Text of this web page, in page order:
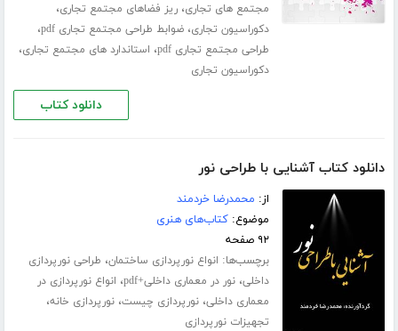
مجتمع های تجاری،ریز فضاهای مجتمع تجاری،
دکوراسیون تجاری،ضوابط طراحی مجتمع تجاری pdf ،
طراحی مجتمع تجاری pdf ، استاندارد های مجتمع تجاری،
دکوراسیون تجاری
دانلود کتاب
دانلود کتاب آشنایی با طراحی نور
از: محمدرضا خردمند
موضوع:کتاب‌های هنری
۹۲ صفحه
برچسب‌ها: انواع نورپردازی ساختمان، طراحی نورپردازی
داخلی،نور در معماری داخلی+pdf ، انواع نورپردازی در
معماری داخلی،نورپردازی چیست،نورپردازی خانه،
تجهیزات نورپردازی